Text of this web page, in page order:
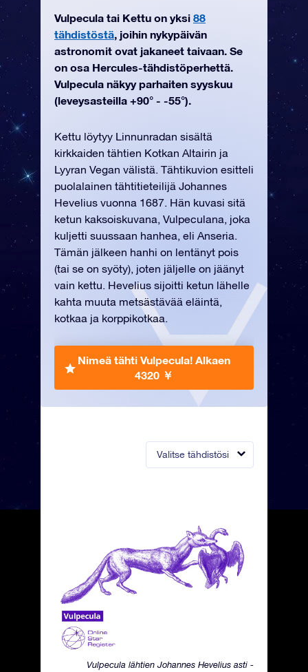
Valitse tähdistösi
Vulpecula lähtien Johannes Hevelius asti -
Vulpecula tai Kettu on yksi 88
tähdistöstä, joihin nykypäivän
astronomit ovat jakaneet taivaan. Se
on osa Hercules-tähdistöperhettä.
Vulpecula näkyy parhaiten syyskuu
(leveysasteilla +90° - -55°).
Kettu löytyy Linnunradan sisältä
kirkkaiden tähtien Kotkan Altairin ja
Lyyran Vegan välistä. Tähtikuvion esitteli
puolalainen tähtitieteilijä Johannes
Hevelius vuonna 1687. Hän kuvasi sitä
ketun kaksoiskuvana, Vulpeculana, joka
kuljetti suussaan hanhea, eli Anseria.
Tämän jälkeen hanhi on lentänyt pois
(tai se on syöty), joten jäljelle on jäänyt
vain kettu. Hevelius sijoitti ketun lähelle
kahta muuta metsästävää eläintä,
kotkaa ja korppikotkaa.
Nimeä tähti Vulpecula! Alkaen
4320 ￥